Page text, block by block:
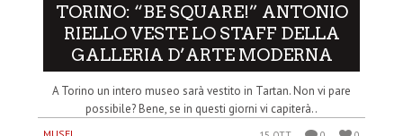
TORINO: “BE SQUARE!” ANTONIO
RIELLO VESTE LO STAFF DELLA
GALLERIA D’ARTE MODERNA
A Torino un intero museo sarà vestito in Tartan. Non vi pare
possibile? Bene, se in questi giorni vi capiterà..